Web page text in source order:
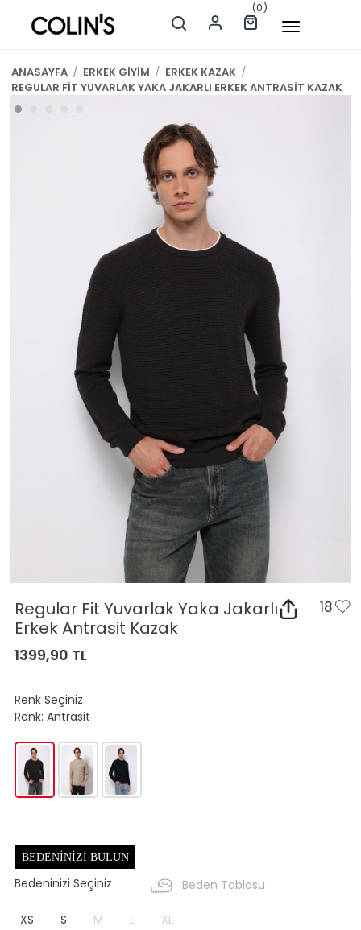
(0)
ANASAYFA / ERKEK GİYİM / ERKEK KAZAK /
REGULAR FİT YUVARLAK YAKA JAKARLI ERKEK ANTRASİT KAZAK
Regular Fit Yuvarlak Yaka Jakarlı
Erkek Antrasit Kazak
18
1399,90 TL
Renk Seçiniz
Renk: Antrasit
BEDENINIZI BULUN
Bedeninizi Seçiniz Beden Tablosu
XS S M L XL